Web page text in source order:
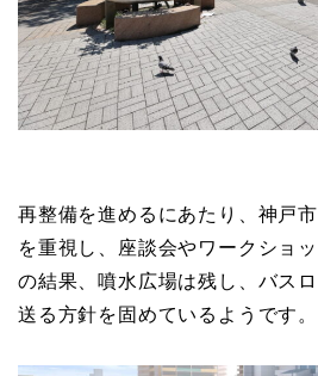
再整備を進めるにあたり、神戸
を重視し、座談会やワークショ
の結果、噴水広場は残し、バス
送る方針を固めているようです。